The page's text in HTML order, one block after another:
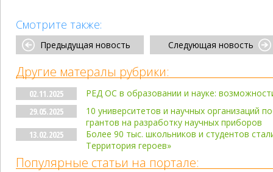
Смотрите также:
Предыдущая новость Следующая новость
Другие матералы рубрики:
02.11.2025
РЕД ОС в образовании и науке:
29.05.2025
10 университетов и научных организаций
грантов на разработку научных приборов
13.02.2025
Более 90 тыс. школьников и студентов
Территория героев»
Популярные статьи на портале: